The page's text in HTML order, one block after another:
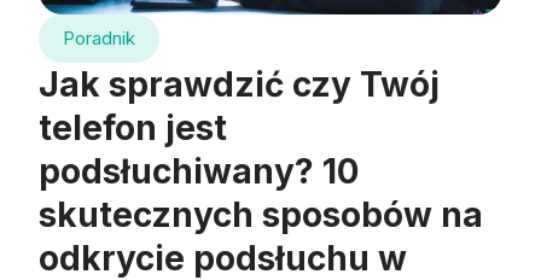
Poradnik
Jak sprawdzić czy Twój
telefon jest
podsłuchiwany? 10
skutecznych sposobów na
odkrycie podsłuchu w